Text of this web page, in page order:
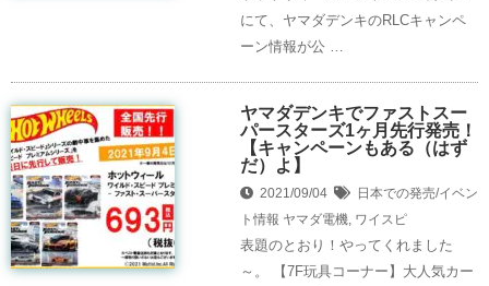
にて、ヤマダデンキのRLCキャンペ
ーン情報が公 …
ヤマダデンキでファストスー
パースターズ1ヶ月先行発売！
【キャンペーンもある（はず
だ）よ】
2021/09/04
日本での発売/イベン
ト情報 ヤマダ電機, ワイスピ
表題のとおり！やってくれました
～。 【7F玩具コーナー】大人気カー